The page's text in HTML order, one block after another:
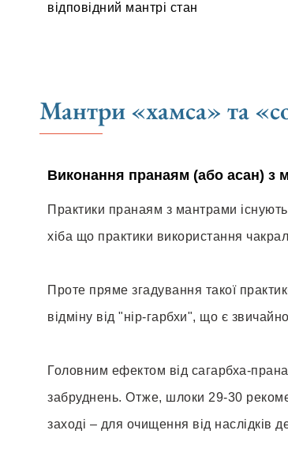
відповідний мантрі стан
Мантри «хамса» та
Виконання пранаям (або асан) з
Практики пранаям з мантрами
хіба що практики використання
Проте пряме згадування такої
відміну від "нір-гарбхи", що є
Головним ефектом від сагарбха-
забруднень. Отже, шлоки 29-30
заході – для очищення від наслідків